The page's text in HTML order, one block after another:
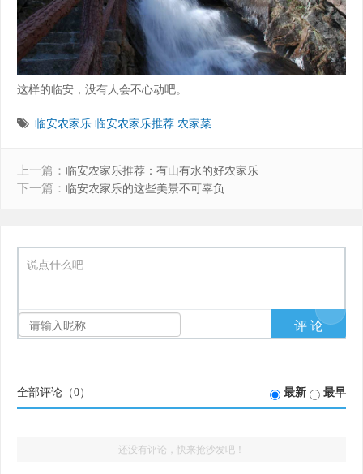
这样的临安，没有人会不心动吧。
临安农家乐 临安农家乐推荐 农家菜
上一篇： 临安农家乐推荐：有山有水的好农家乐
下一篇： 临安农家乐的这些美景不可辜负
说点什么吧
全部评论（0） 最新 最早
还没有评论，快来抢沙发吧！